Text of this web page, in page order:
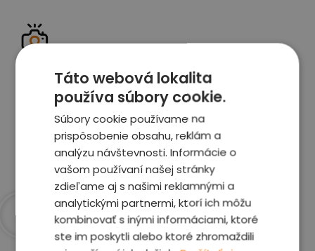
Celé auto z exteriéru aj interiéru nafotíme
vrátane závad a poškodení
Zobraziť report
Táto webová lokalita
používa súbory cookie.
Súbory cookie používame na
prispôsobenie obsahu, reklám a
analýzu návštevnosti. Informácie o
vašom používaní našej stránky
zdieľame aj s našimi reklamnými a
analytickými partnermi, ktorí ich môžu
kombinovať s inými informáciami, ktoré
ste im poskytli alebo ktoré zhromaždili